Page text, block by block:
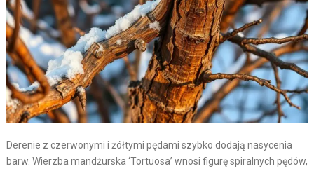
Derenie z czerwonymi i żółtymi pędami szybko dodają nasycenia
barw. Wierzba mandżurska ‘Tortuosa’ wnosi figurę spiralnych pędów,